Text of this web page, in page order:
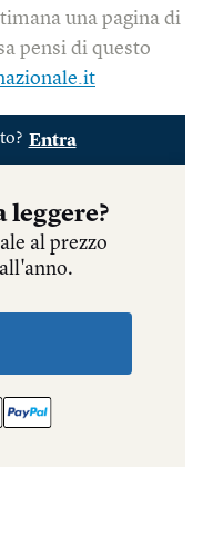
una pagina di
pensi di questo